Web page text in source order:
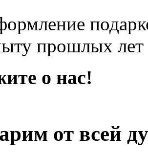
прошлых
о нас!
от всeй